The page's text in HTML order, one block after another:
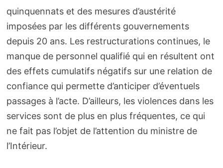
quinquennats et des mesures d’austérité
imposées par les différents gouvernements
depuis 20 ans. Les restructurations continues, le
manque de personnel qualifié qui en résultent ont
des effets cumulatifs négatifs sur une relation de
confiance qui permette d’anticiper d’éventuels
passages à l’acte. D’ailleurs, les violences dans les
services sont de plus en plus fréquentes, ce qui
ne fait pas l’objet de l’attention du ministre de
l’Intérieur.